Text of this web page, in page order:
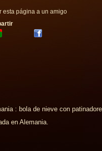
esta página a un amigo
: bola de nieve con
en Alemania.